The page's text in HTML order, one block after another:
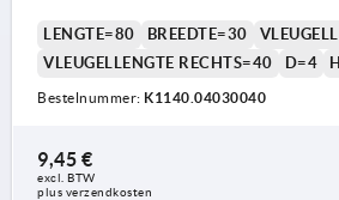
LENGTE=80 BREEDTE=30
VLEUGELLENGTE RECHTS=40
D=4
Bestelnummer: K1140.04030040
9,45 €
excl. BTW
plus verzendkosten